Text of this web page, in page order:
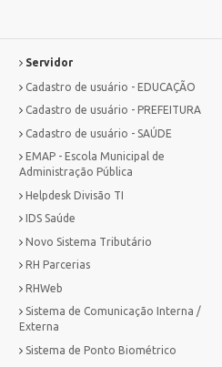
Servidor
Cadastro de usuário - EDUCAÇÃO
Cadastro de usuário - PREFEITURA
Cadastro de usuário - SAÚDE
EMAP - Escola Municipal de
Administração Pública
Helpdesk Divisão TI
IDS Saúde
Novo Sistema Tributário
RH Parcerias
RHWeb
Sistema de Comunicação Interna /
Externa
Sistema de Ponto Biométrico